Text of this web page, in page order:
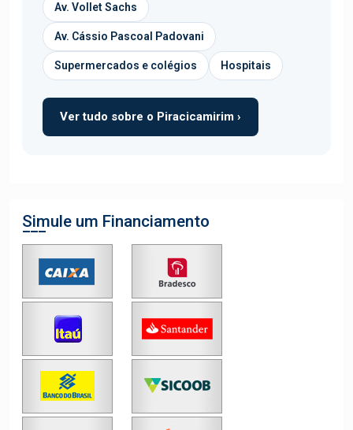
Av. Vollet Sachs
Av. Cássio Pascoal Padovani
Supermercados e colégios Hospitais
Ver tudo sobre o Piracicamirim ›
Simule um Financiamento